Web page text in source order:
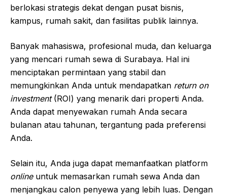
berlokasi strategis dekat dengan pusat bisnis,
kampus, rumah sakit, dan fasilitas publik lainnya.
Banyak mahasiswa, profesional muda, dan keluarga
yang mencari rumah sewa di Surabaya. Hal ini
menciptakan permintaan yang stabil dan
memungkinkan Anda untuk mendapatkan return on
investment(ROI) yang menarik dari properti Anda.
Anda dapat menyewakan rumah Anda secara
bulanan atau tahunan, tergantung pada preferensi
Anda.
Selain itu, Anda juga dapat memanfaatkan platform
onlineuntuk memasarkan rumah sewa Anda dan
menjangkau calon penyewa yang lebih luas. Dengan